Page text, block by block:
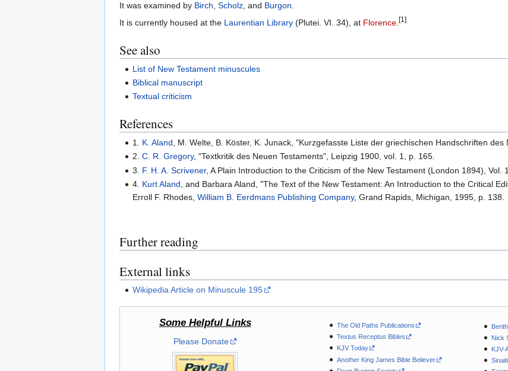
It was examined by Birch, Scholz, and Burgon.
It is currently housed at the Laurentian Library (Plutei. VI. 34), at Florence. [1]
See also
List of New Testament minuscules
Biblical manuscript
Textual criticism
References
1. K. Aland , M. Welte, B. Köster, K. Junack, "Kurzgefasste Liste der griechischen Handschriften
2.C. R. Gregory, "Textkritik des Neuen Testaments", Leipzig 1900, vol. 1, p. 165.
3. F. H. A. Scrivener, A Plain Introduction to the Criticism of the New Testament (London 1894), Vol.
4. Kurt Aland , and Barbara Aland, "The Text of the New Testament: An Introduction to the Critical
Erroll F. Rhodes,William B. Eerdmans Publishing Company, Grand Rapids, Michigan, 1995, p. 138.
Further reading
External links
Wikipedia Article on Minuscule 195
Some Helpful Links
Please Donate
The Old Paths Publications
Textus Receptus Bibles
KJV Today
Another King James Bible Believer
Nick
KJV-